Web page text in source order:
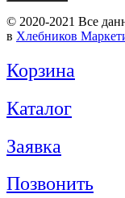
© 2020-2021 Вcе
в Хлебников
Корзина
Каталог
Заявка
Позвонить